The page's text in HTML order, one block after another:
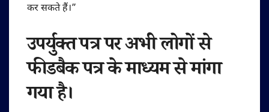
कर सकते हैं।”
उपर्युक्त पत्र पर अभी लोगों से
फीडबैक पत्र के माध्यम से मांगा
गया है।